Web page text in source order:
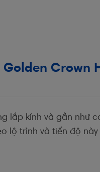
Crown
lắp kính và gần như
lộ trình và tiến độ